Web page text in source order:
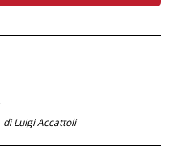
di Luigi Accattoli